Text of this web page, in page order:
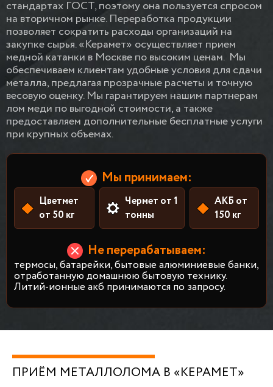
стандартах ГОСТ, поэтому она пользуется спросом
на вторичном рынке. Переработка продукции
позволяет сократить расходы организаций на
закупке сырья. «Керамет» осуществляет прием
медной катанки в Москве по высоким ценам. Мы
обеспечиваем клиентам удобные условия для сдачи
металла, предлагая прозрачные расчеты и точную
весовую оценку. Мы гарантируем нашим партнерам
лом меди по выгодной стоимости, а также
предоставляем дополнительные бесплатные услуги
при крупных объемах.
Мы принимаем:
Цветмет
от 50 кг
Чермет от 1
тонны
АКБ от
150 кг
Не перерабатываем:
термосы, батарейки, бытовые алюминиевые банки,
отработанную домашнюю бытовую технику.
Литий-ионные акб принимаются по запросу.
ПРИЁМ МЕТАЛЛОЛОМА В «КЕРАМЕТ»